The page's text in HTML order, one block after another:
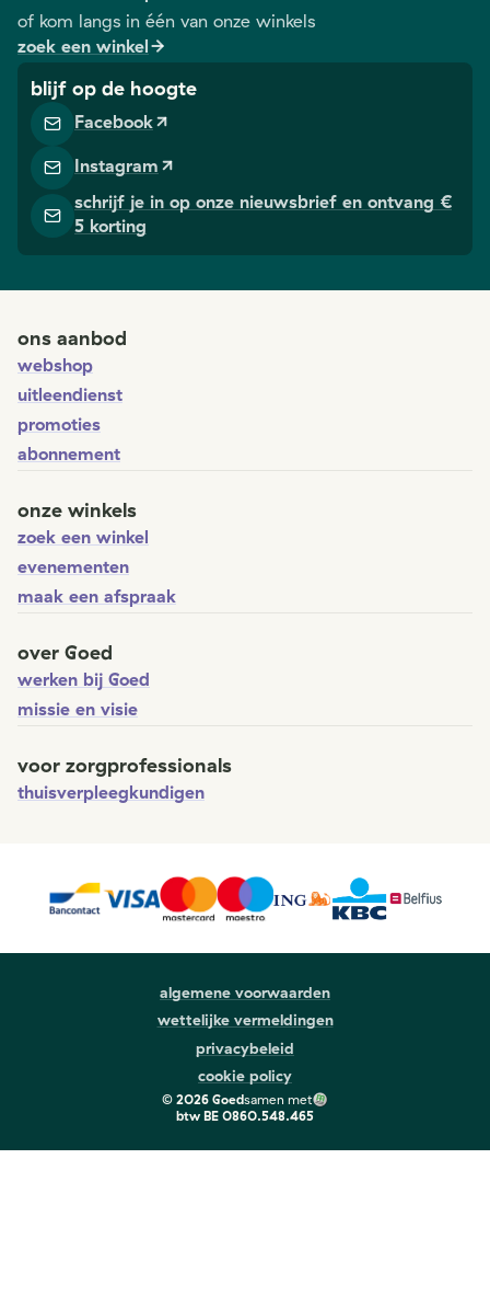
of kom langs in één van onze winkels
zoek een winkel
blijf op de hoogte
Facebook
Instagram
schrijf je in op onze nieuwsbrief en ontvang €
5 korting
ons aanbod
webshop
uitleendienst
promoties
abonnement
onze winkels
zoek een winkel
evenementen
maak een afspraak
over Goed
werken bij Goed
missie en visie
voor zorgprofessionals
thuisverpleegkundigen
algemene voorwaarden
wettelijke vermeldingen
privacybeleid
cookie policy
© 2026Goedsamen met
btw BE 0860.548.465